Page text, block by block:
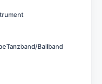
Tanzband/Ballband